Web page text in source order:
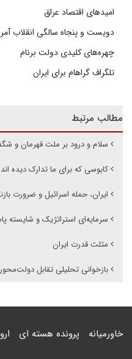
امیدهای اقتصاد عراق
دویست و پنجاه سالگی انقلاب
چهره‌های کلیدی دولت برنام
تلگراف گراهام برای ایران
مطالب مرتبط
سلام و درود بر ملت قهرمان و
کابوسی که برای ما تدارک دیده
ایران، حمله اسرائیل و ضرورت
سرمایه‌ای استراتژیک و شایسته
مثلث قدرت ایران
بازخوانی تحلیلی تقابل
خاورمیانه پرونده هسته ای